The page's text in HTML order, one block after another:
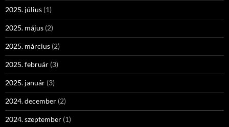
2025. július (1)
2025. május (2)
2025. március (2)
2025. február (3)
2025. január (3)
2024. december (2)
2024. szeptember (1)